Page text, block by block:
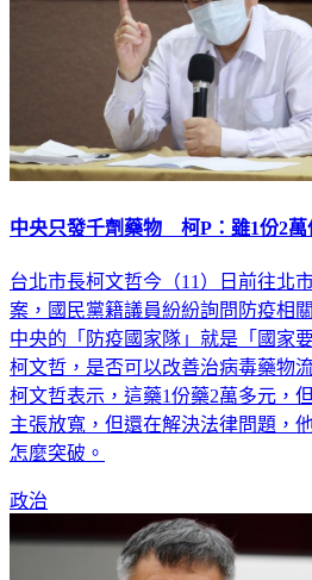
中央只發千劑藥物 柯P：雖1份2萬
台北市長柯文哲今（11）日前往北
案，國民黨籍議員紛紛詢問防疫相
中央的「防疫國家隊」就是「國家
柯文哲，是否可以改善治病毒藥物
柯文哲表示，這藥1份藥2萬多元，
主張放寬，但還在解決法律問題，
怎麼突破。
政治